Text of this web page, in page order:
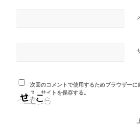
次回のコメントで使用するためブラウザーに
ス、サイトを保存する。